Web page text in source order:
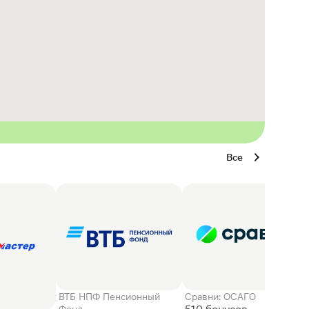
Все
ВТБ НПФ Пенсионный
Сравни: ОСАГО